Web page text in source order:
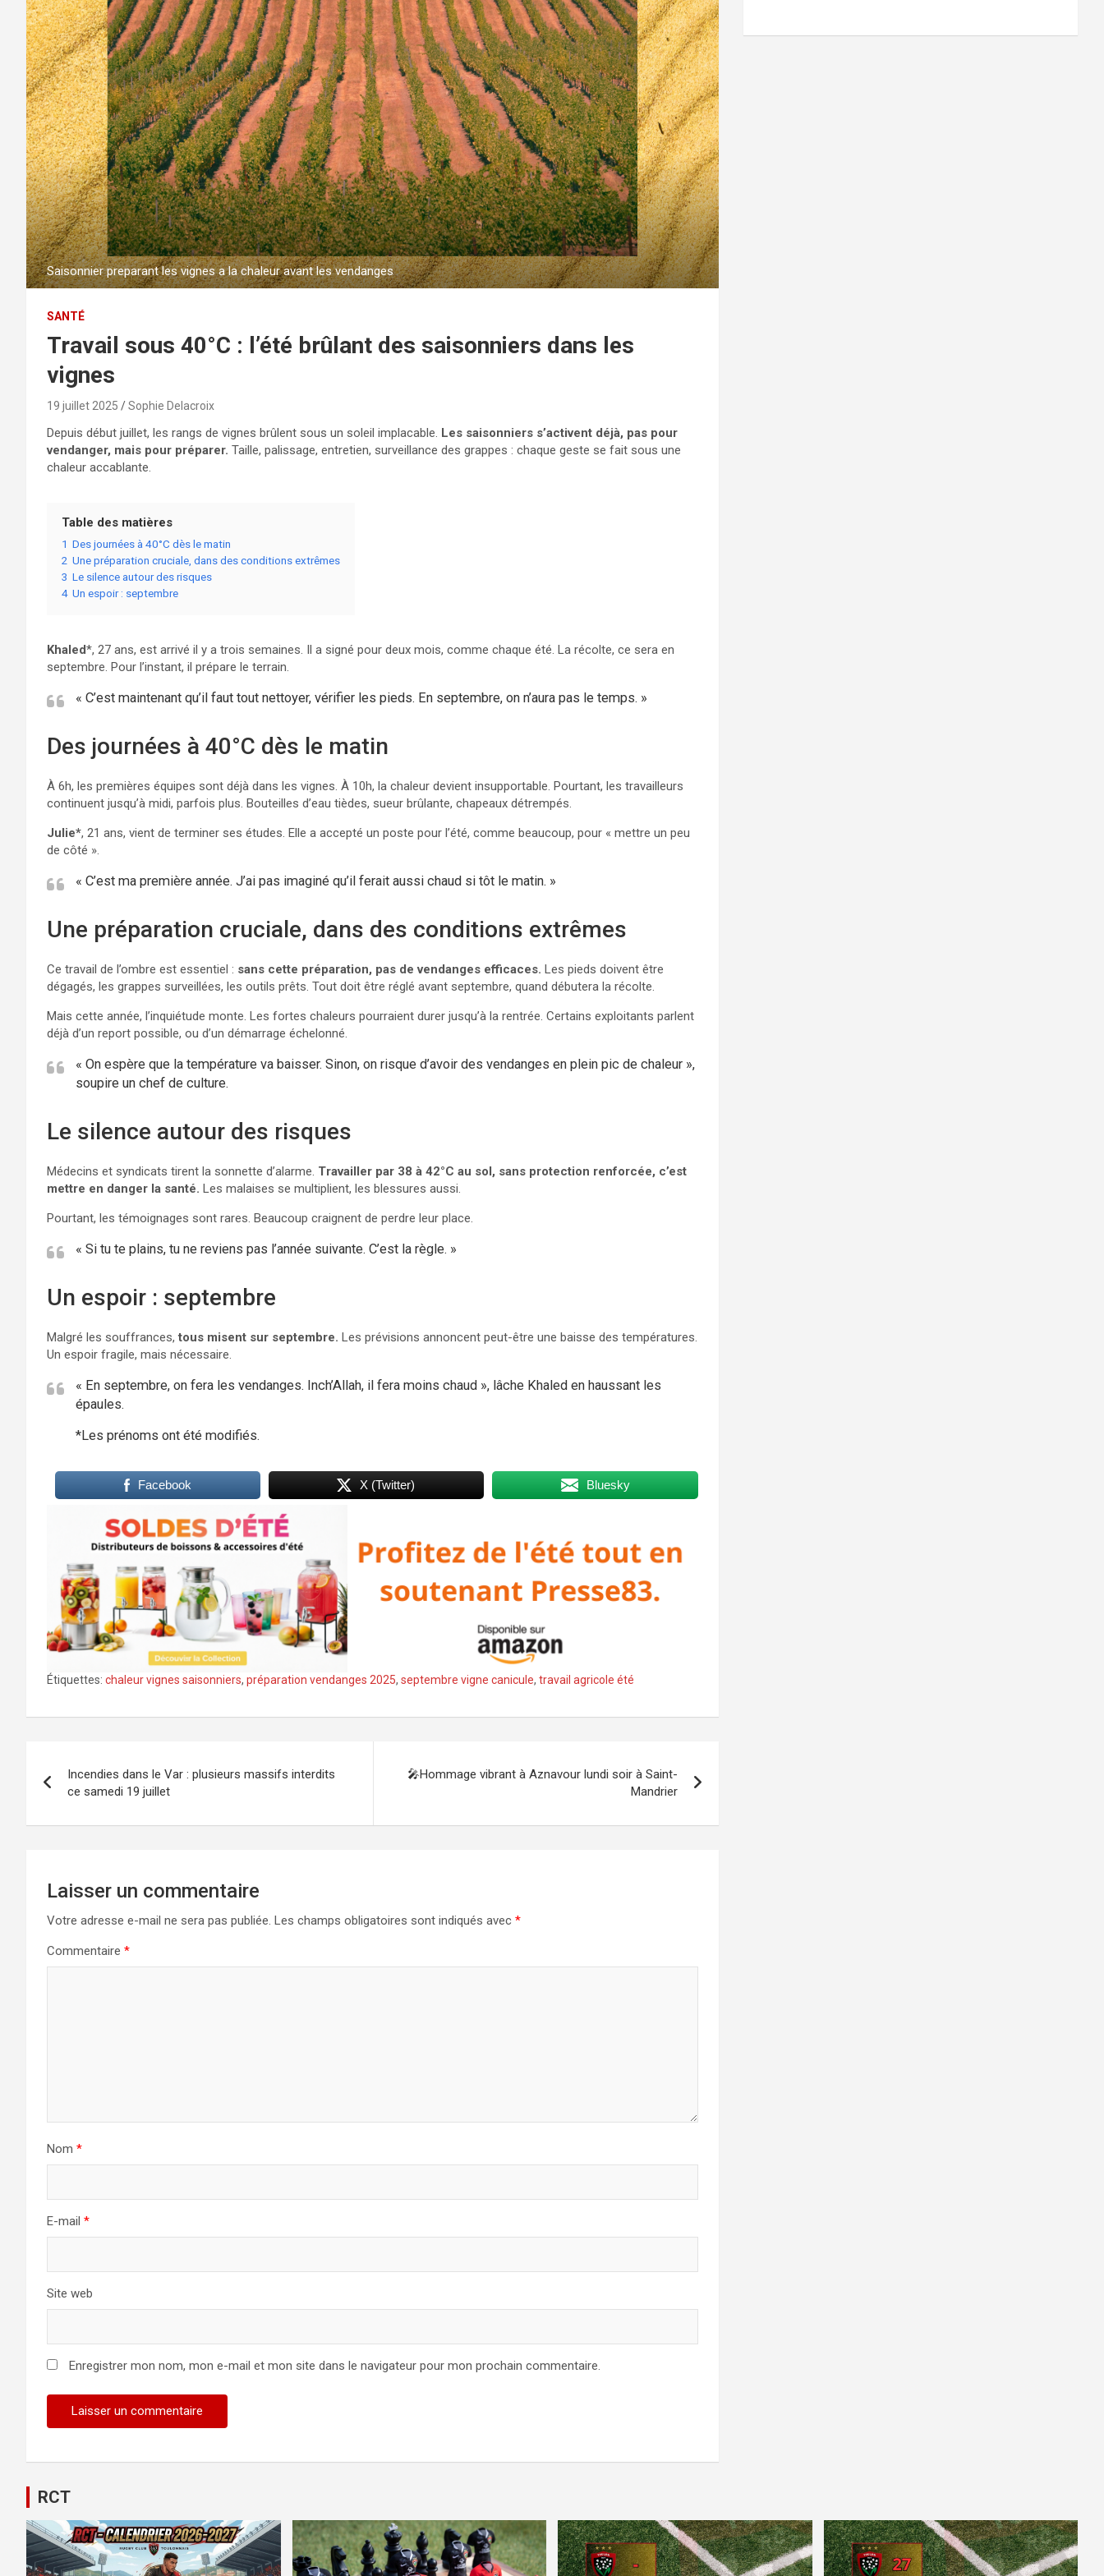
Saisonnier preparant les vignes a la chaleur avant les vendanges
SANTÉ
Travail sous 40°C : l’été brûlant des saisonniers dans les
vignes
19 juillet 2025 Sophie Delacroix
Depuis début juillet, les rangs de vignes brûlent sous un soleil implacable. Les saisonniers s’activent déjà, pas pour
vendanger, mais pour préparer. Taille, palissage, entretien, surveillance des grappes : chaque geste se fait sous une
chaleur accablante.
Table des matières
1 Des journées à 40°C dès le matin
2 Une préparation cruciale, dans des conditions extrêmes
3 Le silence autour des risques
4 Un espoir : septembre
Khaled*, 27 ans, est arrivé il y a trois semaines. Il a signé pour deux mois, comme chaque été. La récolte, ce sera en
septembre. Pour l’instant, il prépare le terrain.
« C’est maintenant qu’il faut tout nettoyer, vérifier les pieds. En septembre, on n’aura pas le temps. »
Des journées à 40°C dès le matin
À 6h, les premières équipes sont déjà dans les vignes. À 10h, la chaleur devient insupportable. Pourtant, les travailleurs
continuent jusqu’à midi, parfois plus. Bouteilles d’eau tièdes, sueur brûlante, chapeaux détrempés.
Julie*, 21 ans, vient de terminer ses études. Elle a accepté un poste pour l’été, comme beaucoup, pour « mettre un peu
de côté ».
« C’est ma première année. J’ai pas imaginé qu’il ferait aussi chaud si tôt le matin. »
Une préparation cruciale, dans des conditions extrêmes
Ce travail de l’ombre est essentiel : sans cette préparation, pas de vendanges efficaces. Les pieds doivent être
dégagés, les grappes surveillées, les outils prêts. Tout doit être réglé avant septembre, quand débutera la récolte.
Mais cette année, l’inquiétude monte. Les fortes chaleurs pourraient durer jusqu’à la rentrée. Certains exploitants parlent
déjà d’un report possible, ou d’un démarrage échelonné.
« On espère que la température va baisser. Sinon, on risque d’avoir des vendanges en plein pic de chaleur »,
soupire un chef de culture.
Le silence autour des risques
Médecins et syndicats tirent la sonnette d’alarme. Travailler par 38 à 42°C au sol, sans protection renforcée, c’est
mettre en danger la santé. Les malaises se multiplient, les blessures aussi.
Pourtant, les témoignages sont rares. Beaucoup craignent de perdre leur place.
« Si tu te plains, tu ne reviens pas l’année suivante. C’est la règle. »
Un espoir : septembre
Malgré les souffrances,tous misent sur septembre. Les prévisions annoncent peut-être une baisse des températures.
Un espoir fragile, mais nécessaire.
« En septembre, on fera les vendanges. Inch’Allah, il fera moins chaud », lâche Khaled en haussant les
épaules.
*Les prénoms ont été modifiés.
Facebook X (Twitter) Bluesky
Étiquettes: chaleur vignes saisonniers, préparation vendanges 2025, septembre vigne canicule, travail agricole été
de
l’article
Incendies dans le Var : plusieurs massifs interdits
ce samedi 19 juillet
🎤Hommage vibrant à Aznavour lundi soir à Saint-
Mandrier
Laisser un commentaire
Votre adresse e-mail ne sera pas publiée. Les champs obligatoires sont indiqués avec *
Commentaire *
Nom *
E-mail *
Site web
Enregistrer mon nom, mon e-mail et mon site dans le navigateur pour mon prochain commentaire.
RCT